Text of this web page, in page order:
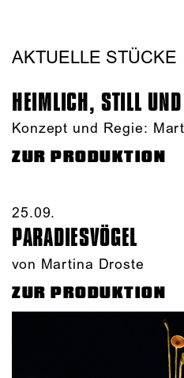
AKTUELLE STÜCKE
HEIMLICH, STILL
Konzept und Regie:
ZUR PRODUKTION
25.09.​
PARADIES­VÖGEL
von Martina Droste
ZUR PRODUKTION